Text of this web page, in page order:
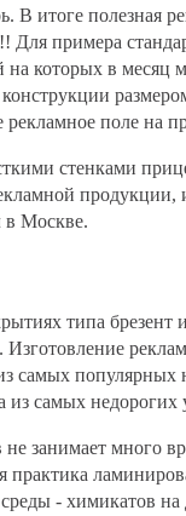
В итоге полезная
Для примера
которых в месяц
поле на
стенками
продукции,
в Москве.
типа брезент
Изготовление
самых
из самых недорогих
занимает много
практика
- химикатов